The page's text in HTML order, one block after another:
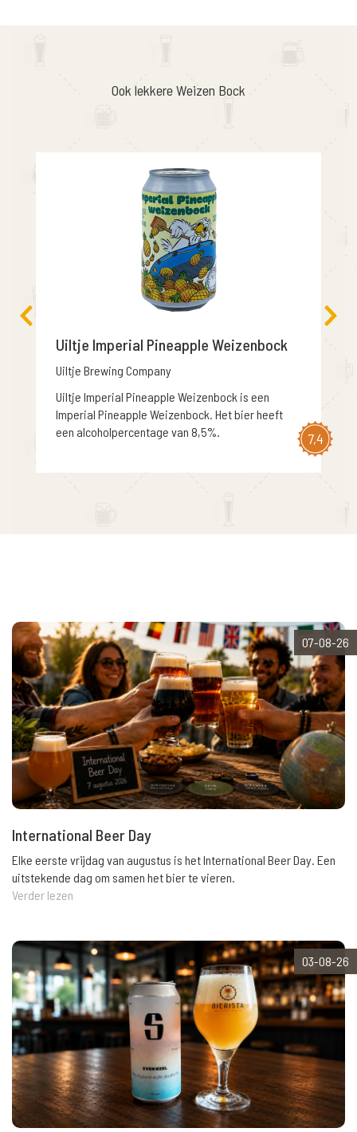
Ook lekkere Weizen Bock
7,4
Uiltje Imperial Pineapple Weizenbock
Uiltje Brewing Company
Uiltje Imperial Pineapple Weizenbock is een
Imperial Pineapple Weizenbock. Het bier heeft
een alcoholpercentage van 8,5%.
07-08-26
International Beer Day
Elke eerste vrijdag van augustus is het International Beer Day. Een
uitstekende dag om samen het bier te vieren.
Verder lezen
03-08-26